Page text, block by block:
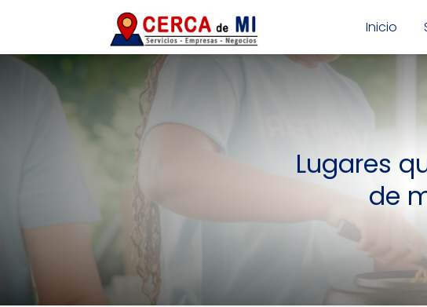
Inicio
Lugares
de